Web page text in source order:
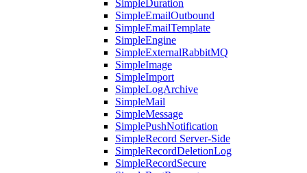
SimpleDuration
SimpleEmailOutbound
SimpleEmailTemplate
SimpleEngine
SimpleExternalRabbitMQ
SimpleImage
SimpleImport
SimpleLogArchive
SimpleMail
SimpleMessage
SimplePushNotification
SimpleRecord Server-Side
SimpleRecordDeletionLog
SimpleRecordSecure